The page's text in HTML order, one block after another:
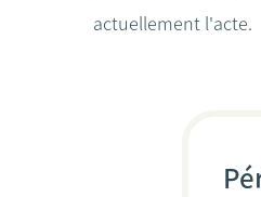
actuellement l'acte.